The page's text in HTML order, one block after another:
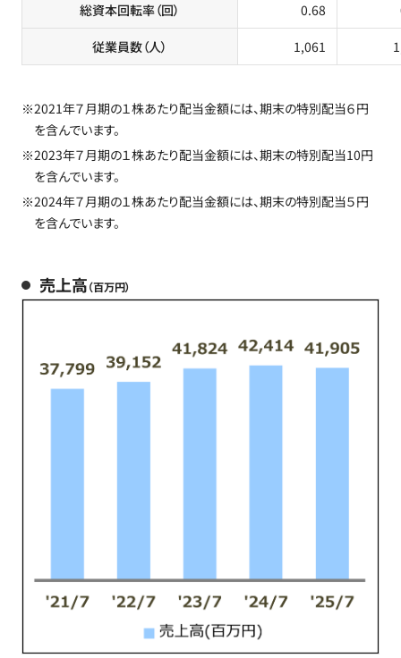
総資本回転率（回） 0.68
従業員数（人） 1,061
※2021年７月期の１株あたり配当金額には、期末の特別配当６円
を含んでいます。
※2023年７月期の１株あたり配当金額には、期末の特別配当10円
を含んでいます。
※2024年７月期の１株あたり配当金額には、期末の特別配当５円
を含んでいます。
売上高（百万円）